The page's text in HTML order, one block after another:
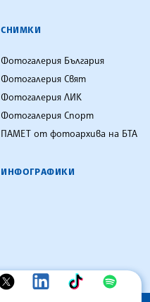
СНИМКИ
Фотогалерия България
Фотогалерия Свят
Фотогалерия ЛИК
Фотогалерия Спорт
ПАМЕТ от фотоархива на БТА
ИНФОГРАФИКИ